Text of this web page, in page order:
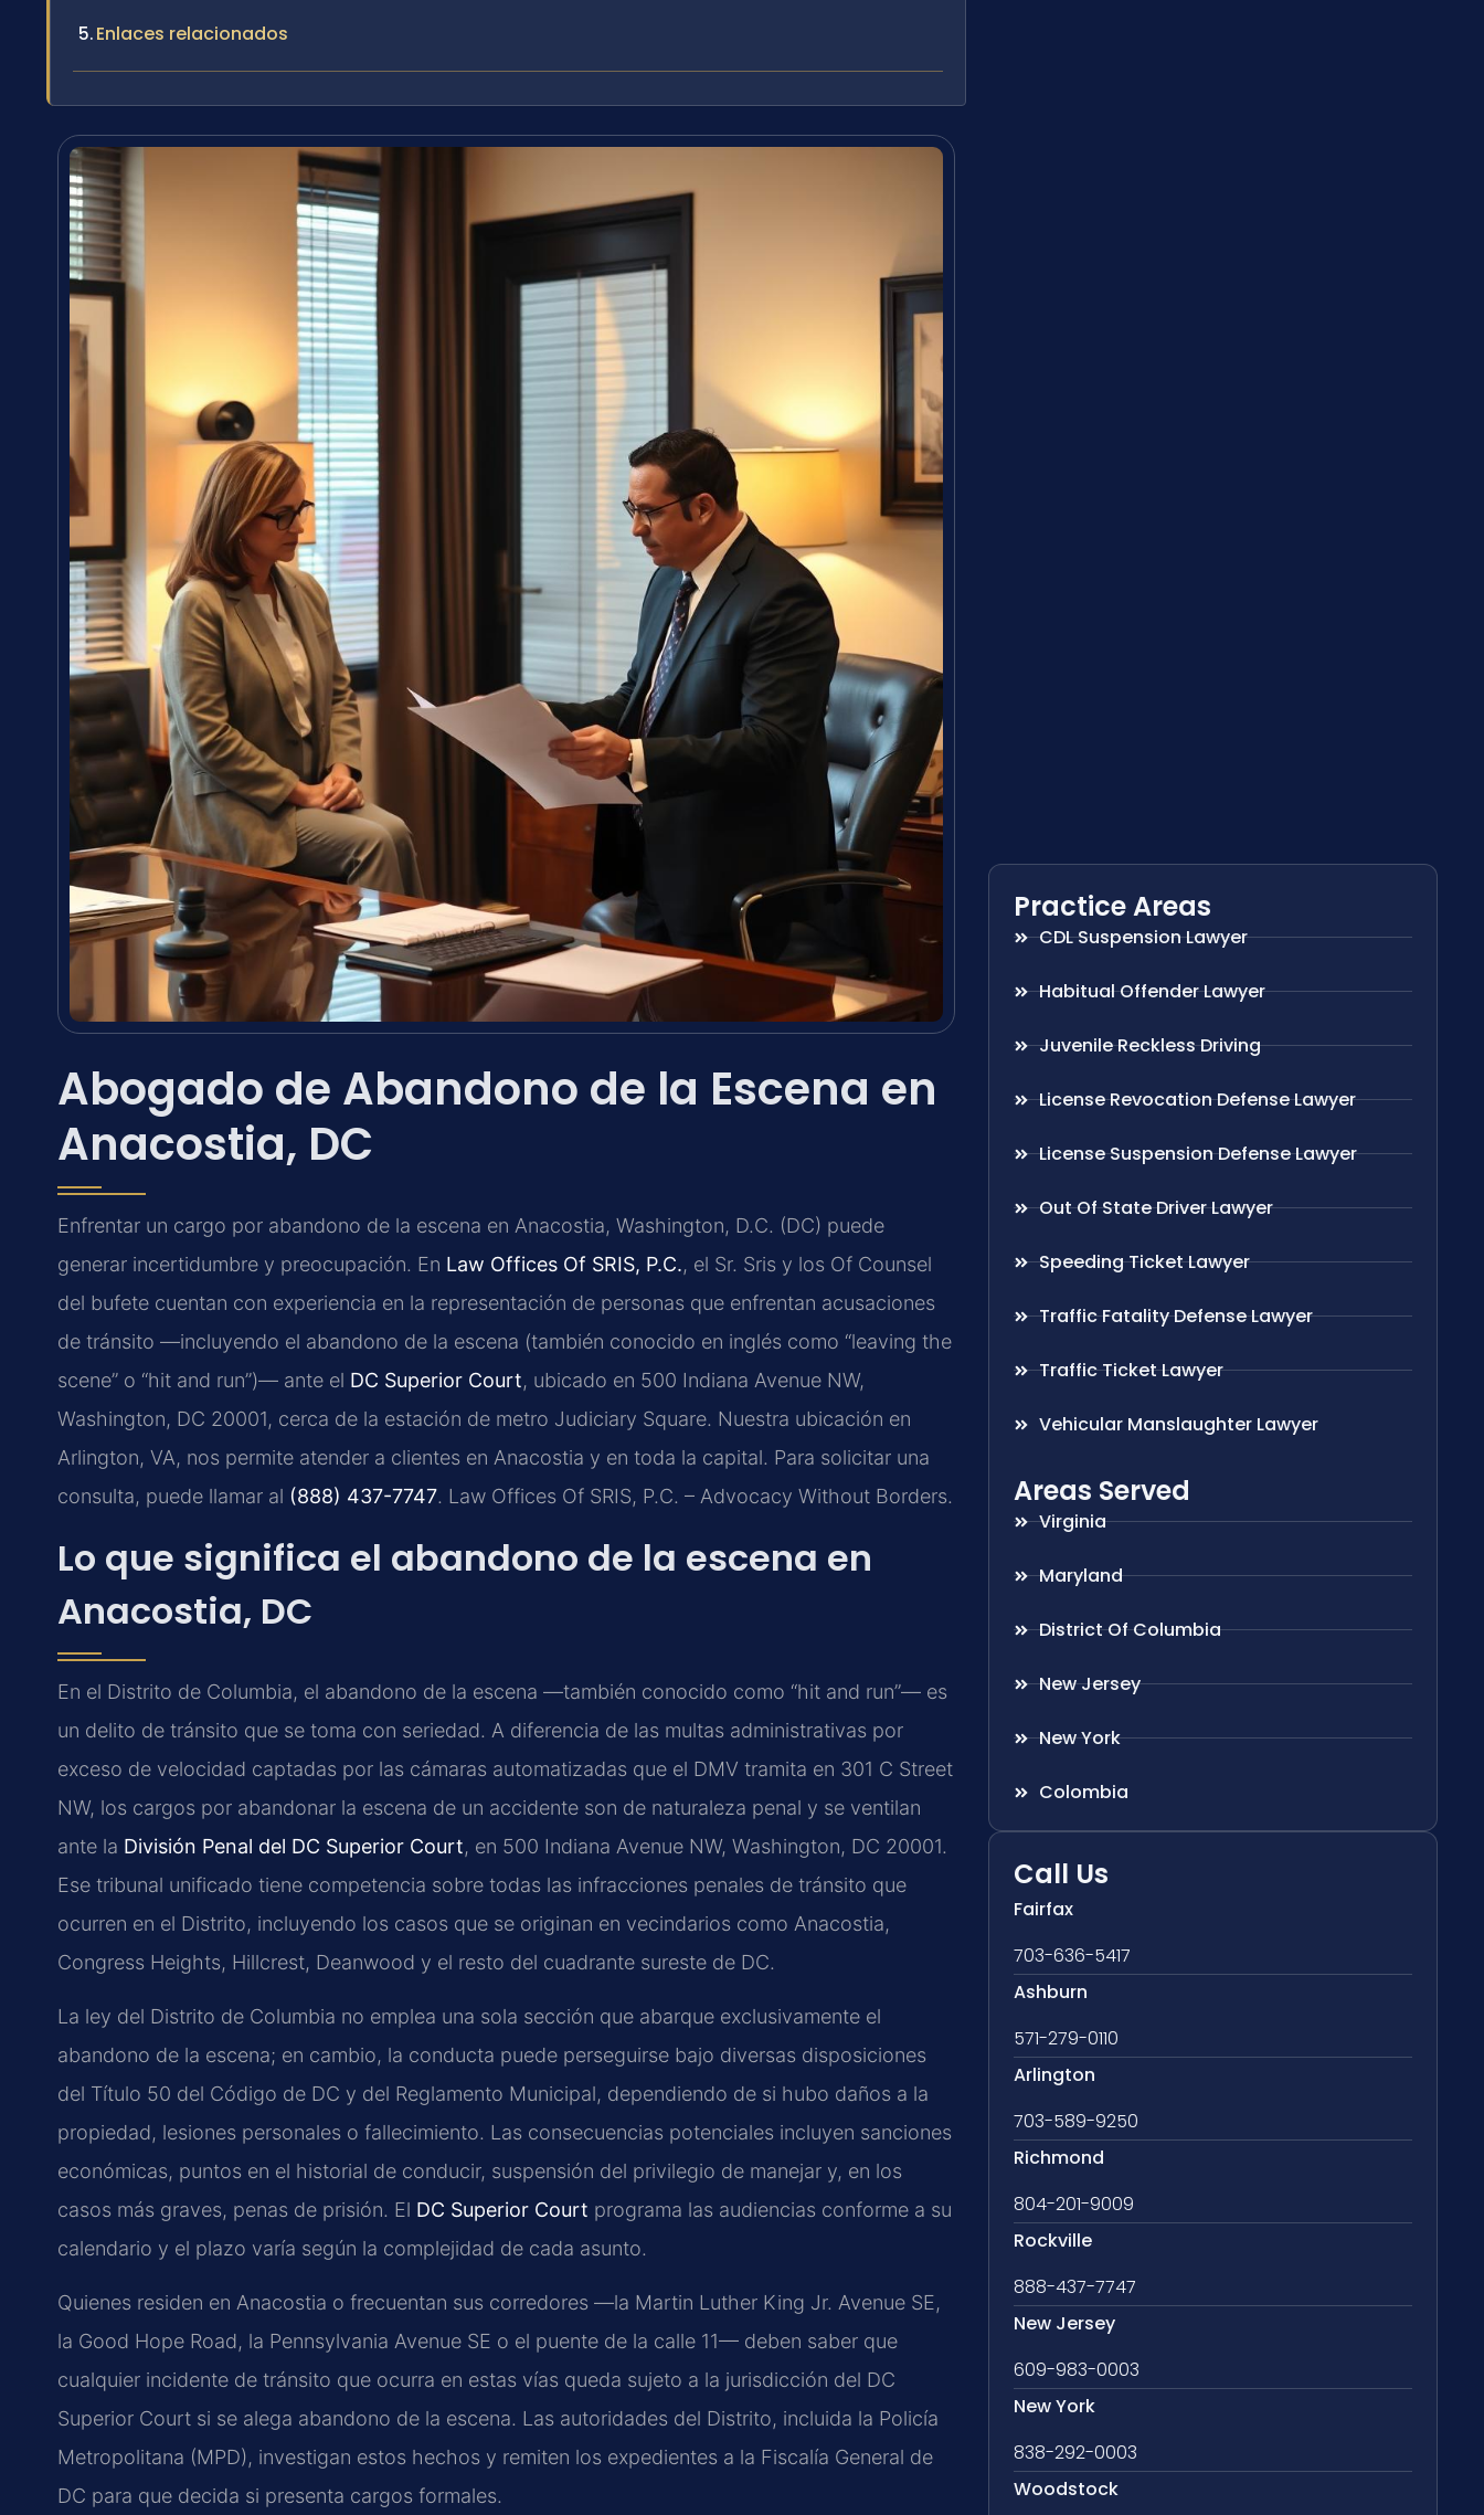
Enlaces relacionados
Abogado de Abandono de la Escena en
Anacostia, DC
Enfrentar un cargo por abandono de la escena en Anacostia, Washington, D.C. (DC) puede
generar incertidumbre y preocupación. En Law Offices Of SRIS, P.C., el Sr. Sris y los Of Counsel
del bufete cuentan con experiencia en la representación de personas que enfrentan acusaciones
de tránsito —incluyendo el abandono de la escena (también conocido en inglés como “leaving the
scene” o “hit and run”)— ante el DC Superior Court, ubicado en 500 Indiana Avenue NW,
Washington, DC 20001, cerca de la estación de metro Judiciary Square. Nuestra ubicación en
Arlington, VA, nos permite atender a clientes en Anacostia y en toda la capital. Para solicitar una
consulta, puede llamar al (888) 437-7747. Law Offices Of SRIS, P.C. – Advocacy Without Borders.
Lo que significa el abandono de la escena en
Anacostia, DC
En el Distrito de Columbia, el abandono de la escena —también conocido como “hit and run”— es
un delito de tránsito que se toma con seriedad. A diferencia de las multas administrativas por
exceso de velocidad captadas por las cámaras automatizadas que el DMV tramita en 301 C Street
NW, los cargos por abandonar la escena de un accidente son de naturaleza penal y se ventilan
ante la División Penal del DC Superior Court, en 500 Indiana Avenue NW, Washington, DC 20001.
Ese tribunal unificado tiene competencia sobre todas las infracciones penales de tránsito que
ocurren en el Distrito, incluyendo los casos que se originan en vecindarios como Anacostia,
Congress Heights, Hillcrest, Deanwood y el resto del cuadrante sureste de DC.
La ley del Distrito de Columbia no emplea una sola sección que abarque exclusivamente el
abandono de la escena; en cambio, la conducta puede perseguirse bajo diversas disposiciones
del Título 50 del Código de DC y del Reglamento Municipal, dependiendo de si hubo daños a la
propiedad, lesiones personales o fallecimiento. Las consecuencias potenciales incluyen sanciones
económicas, puntos en el historial de conducir, suspensión del privilegio de manejar y, en los
casos más graves, penas de prisión. El DC Superior Court programa las audiencias conforme a su
calendario y el plazo varía según la complejidad de cada asunto.
Quienes residen en Anacostia o frecuentan sus corredores —la Martin Luther King Jr. Avenue SE,
la Good Hope Road, la Pennsylvania Avenue SE o el puente de la calle 11— deben saber que
cualquier incidente de tránsito que ocurra en estas vías queda sujeto a la jurisdicción del DC
Superior Court si se alega abandono de la escena. Las autoridades del Distrito, incluida la Policía
Metropolitana (MPD), investigan estos hechos y remiten los expedientes a la Fiscalía General de
DC para que decida si presenta cargos formales.
Practice Areas
CDL Suspension Lawyer
Habitual Offender Lawyer
Juvenile Reckless Driving
License Revocation Defense Lawyer
License Suspension Defense Lawyer
Out Of State Driver Lawyer
Speeding Ticket Lawyer
Traffic Fatality Defense Lawyer
Traffic Ticket Lawyer
Vehicular Manslaughter Lawyer
Areas Served
Virginia
Maryland
District Of Columbia
New Jersey
New York
Colombia
Call Us
Fairfax
703-636-5417
Ashburn
571-279-0110
Arlington
703-589-9250
Richmond
804-201-9009
Rockville
888-437-7747
New Jersey
609-983-0003
New York
838-292-0003
Woodstock